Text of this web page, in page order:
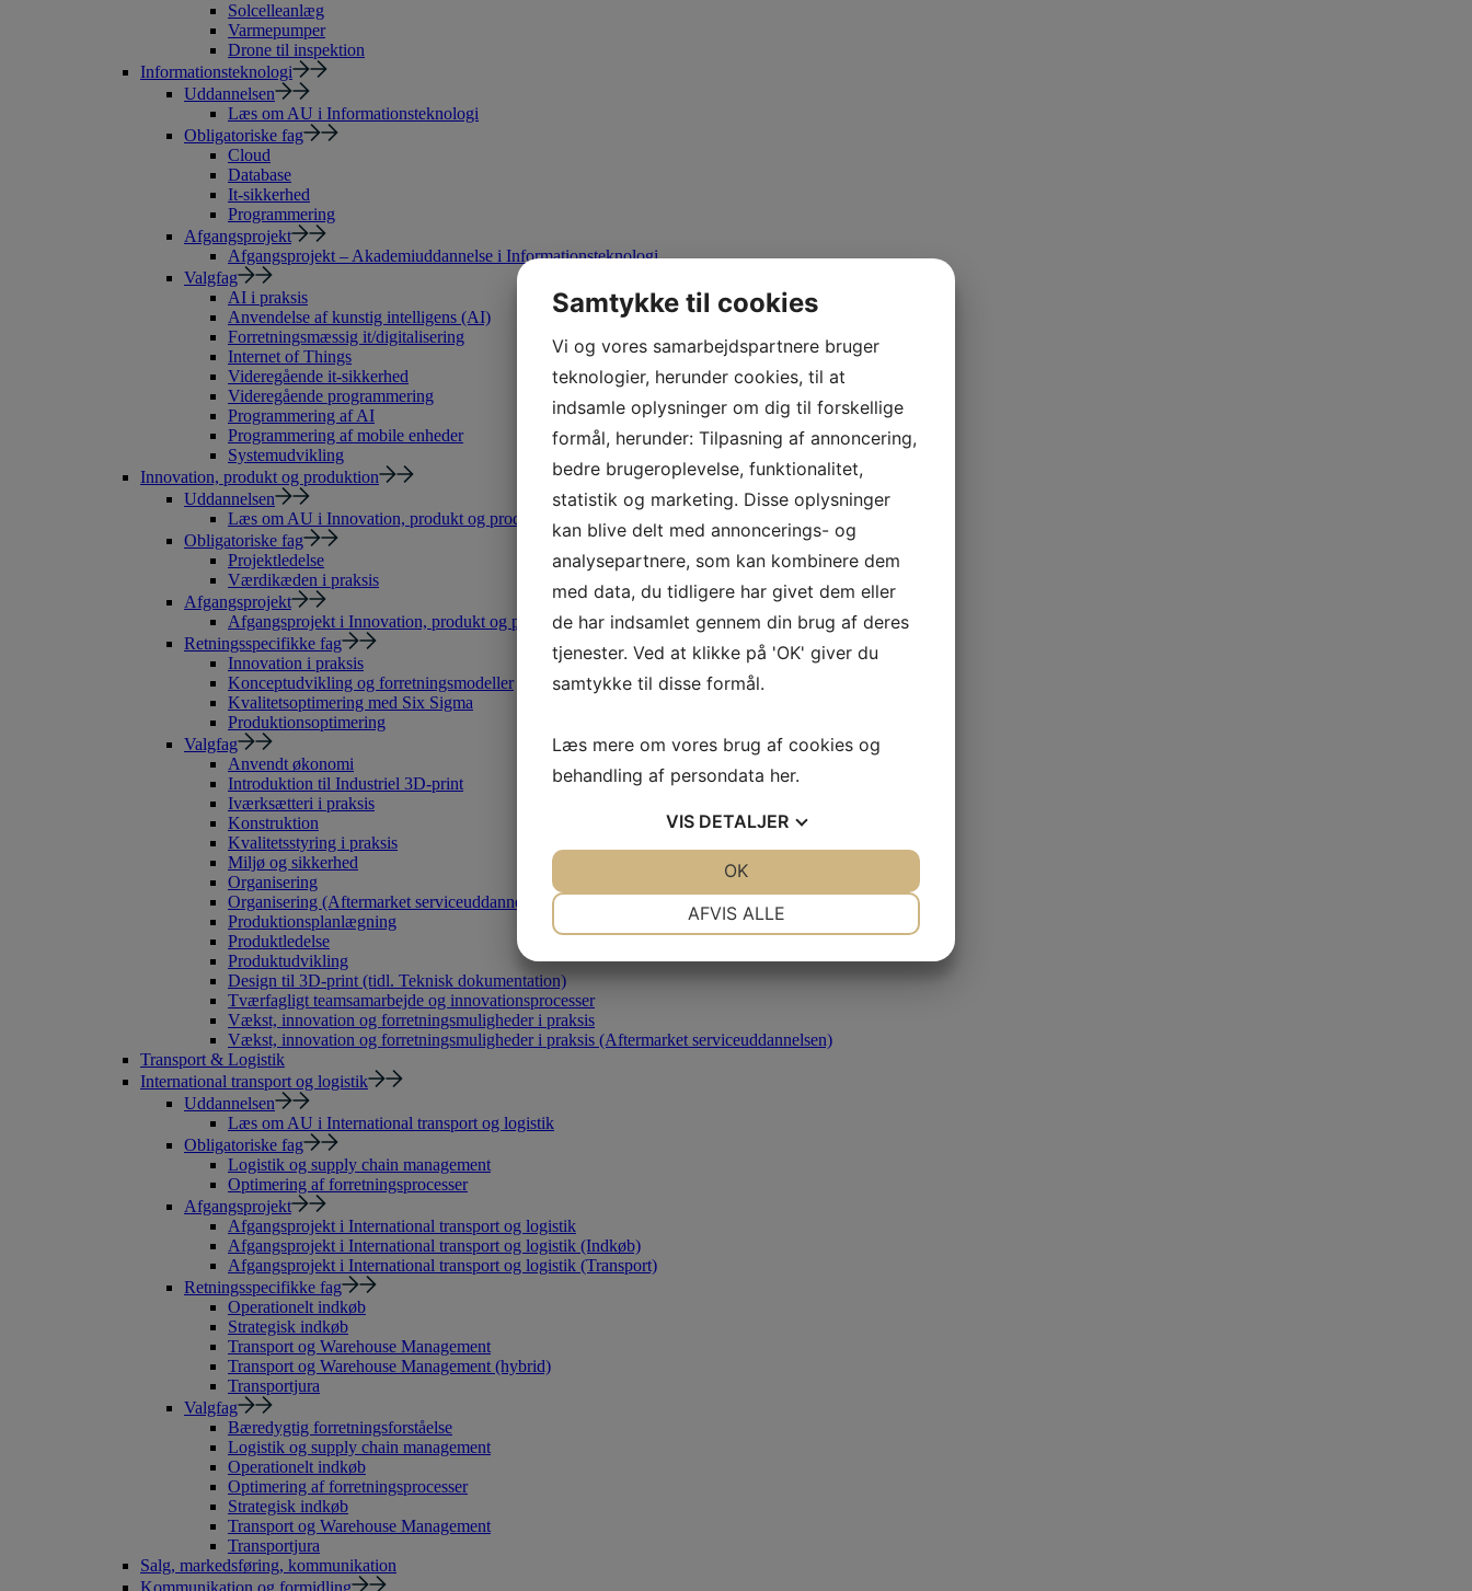
Solcelleanlæg
Varmepumper
Drone til inspektion
Informationsteknologi
Uddannelsen
Læs om AU i Informationsteknologi
Obligatoriske fag
Cloud
Database
It-sikkerhed
Programmering
Afgangsprojekt
Afgangsprojekt – Akademiuddannelse i Informationsteknologi
Valgfag
AI i praksis
Anvendelse af kunstig intelligens (AI)
Forretningsmæssig it/digitalisering
Internet of Things
Videregående it-sikkerhed
Videregående programmering
Programmering af AI
Programmering af mobile enheder
Systemudvikling
Innovation, produkt og produktion
Uddannelsen
Læs om AU i Innovation, produkt og produktion
Obligatoriske fag
Projektledelse
Værdikæden i praksis
Afgangsprojekt
Afgangsprojekt i Innovation, produkt og produktion
Retningsspecifikke fag
Innovation i praksis
Konceptudvikling og forretningsmodeller
Kvalitetsoptimering med Six Sigma
Produktionsoptimering
Valgfag
Anvendt økonomi
Introduktion til Industriel 3D-print
Iværksætteri i praksis
Konstruktion
Kvalitetsstyring i praksis
Miljø og sikkerhed
Organisering
Organisering (Aftermarket serviceuddannelsen)
Produktionsplanlægning
Produktledelse
Produktudvikling
Design til 3D-print (tidl. Teknisk dokumentation)
Tværfagligt teamsamarbejde og innovationsprocesser
Vækst, innovation og forretningsmuligheder i praksis
Vækst, innovation og forretningsmuligheder i praksis (Aftermarket serviceuddannelsen)
Transport & Logistik
International transport og logistik
Uddannelsen
Læs om AU i International transport og logistik
Obligatoriske fag
Logistik og supply chain management
Optimering af forretningsprocesser
Afgangsprojekt
Afgangsprojekt i International transport og logistik
Afgangsprojekt i International transport og logistik (Indkøb)
Afgangsprojekt i International transport og logistik (Transport)
Retningsspecifikke fag
Operationelt indkøb
Strategisk indkøb
Transport og Warehouse Management
Transport og Warehouse Management (hybrid)
Transportjura
Valgfag
Bæredygtig forretningsforståelse
Logistik og supply chain management
Operationelt indkøb
Optimering af forretningsprocesser
Strategisk indkøb
Transport og Warehouse Management
Transportjura
Salg, markedsføring, kommunikation
Kommunikation og formidling
Samtykke til cookies
Vi og vores samarbejdspartnere bruger
teknologier, herunder cookies, til at
indsamle oplysninger om dig til forskellige
formål, herunder: Tilpasning af annoncering,
bedre brugeroplevelse, funktionalitet,
statistik og marketing. Disse oplysninger
kan blive delt med annoncerings- og
analysepartnere, som kan kombinere dem
med data, du tidligere har givet dem eller
de har indsamlet gennem din brug af deres
tjenester. Ved at klikke på 'OK' giver du
samtykke til disse formål.
Læs mere om vores brug af cookies og
behandling af persondata her.
VIS DETALJER
AFVIS ALLE
OK